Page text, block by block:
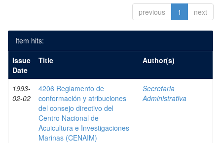
previous 1 next
Item hits:
Issue
Date
Title Author(s)
1993-
02-02
4206 Reglamento de
conformación y atribuciones
del consejo directivo del
Centro Nacional de
Acuicultura e Investigaciones
Marinas (CENAIM)
Secretaria
Administrativa